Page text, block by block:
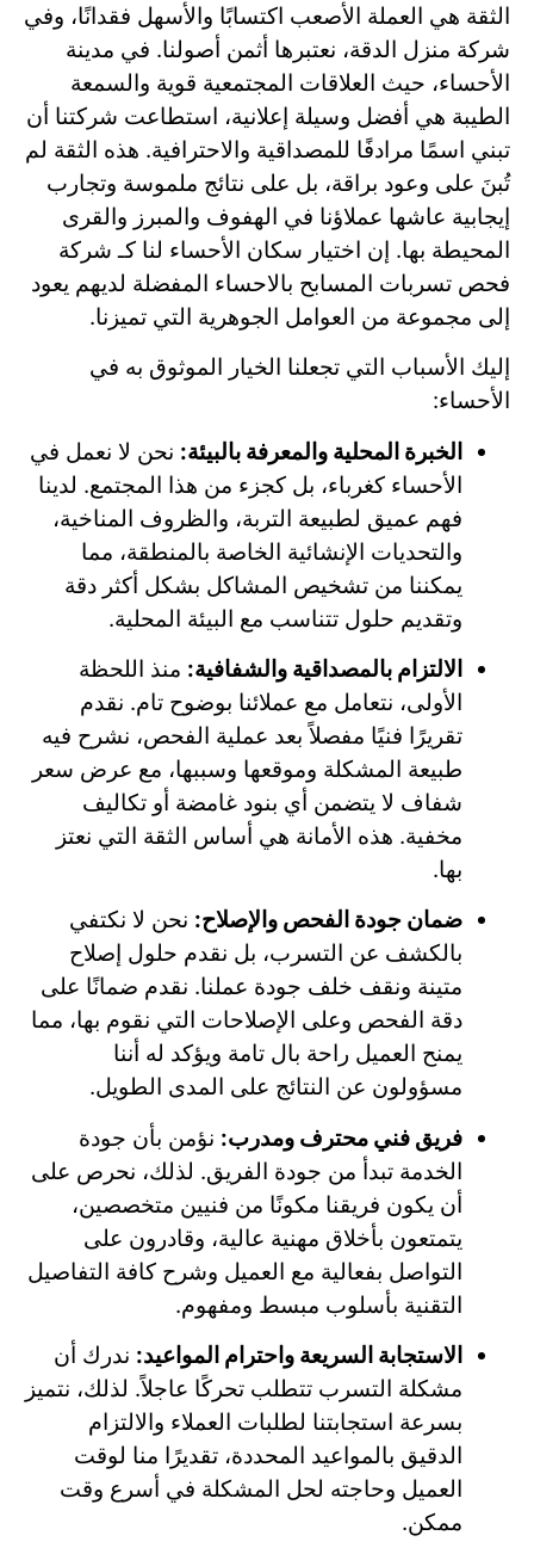
الثقة هي العملة الأصعب اكتسابًا والأسهل فقدانًا، وفي
شركة منزل الدقة، نعتبرها أثمن أصولنا. في مدينة
الأحساء، حيث العلاقات المجتمعية قوية والسمعة
الطيبة هي أفضل وسيلة إعلانية، استطاعت شركتنا أن
تبني اسمًا مرادفًا للمصداقية والاحترافية. هذه الثقة لم
تُبنَ على وعود براقة، بل على نتائج ملموسة وتجارب
إيجابية عاشها عملاؤنا في الهفوف والمبرز والقرى
المحيطة بها. إن اختيار سكان الأحساء لنا كـ شركة
فحص تسربات المسابح بالاحساء المفضلة لديهم يعود
إلى مجموعة من العوامل الجوهرية التي تميزنا.
إليك الأسباب التي تجعلنا الخيار الموثوق به في
الأحساء:
الخبرة المحلية والمعرفة بالبيئة: نحن لا نعمل في
الأحساء كغرباء، بل كجزء من هذا المجتمع. لدينا
فهم عميق لطبيعة التربة، والظروف المناخية،
والتحديات الإنشائية الخاصة بالمنطقة، مما
يمكننا من تشخيص المشاكل بشكل أكثر دقة
وتقديم حلول تتناسب مع البيئة المحلية.
الالتزام بالمصداقية والشفافية: منذ اللحظة
الأولى، نتعامل مع عملائنا بوضوح تام. نقدم
تقريرًا فنيًا مفصلاً بعد عملية الفحص، نشرح فيه
طبيعة المشكلة وموقعها وسببها، مع عرض سعر
شفاف لا يتضمن أي بنود غامضة أو تكاليف
مخفية. هذه الأمانة هي أساس الثقة التي نعتز
بها.
ضمان جودة الفحص والإصلاح: نحن لا نكتفي
بالكشف عن التسرب، بل نقدم حلول إصلاح
متينة ونقف خلف جودة عملنا. نقدم ضمانًا على
دقة الفحص وعلى الإصلاحات التي نقوم بها، مما
يمنح العميل راحة بال تامة ويؤكد له أننا
مسؤولون عن النتائج على المدى الطويل.
فريق فني محترف ومدرب: نؤمن بأن جودة
الخدمة تبدأ من جودة الفريق. لذلك، نحرص على
أن يكون فريقنا مكونًا من فنيين متخصصين،
يتمتعون بأخلاق مهنية عالية، وقادرون على
التواصل بفعالية مع العميل وشرح كافة التفاصيل
التقنية بأسلوب مبسط ومفهوم.
الاستجابة السريعة واحترام المواعيد: ندرك أن
مشكلة التسرب تتطلب تحركًا عاجلاً. لذلك، نتميز
بسرعة استجابتنا لطلبات العملاء والالتزام
الدقيق بالمواعيد المحددة، تقديرًا منا لوقت
العميل وحاجته لحل المشكلة في أسرع وقت
ممكن.